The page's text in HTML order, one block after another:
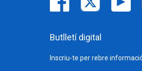
Butlletí digital
Inscriu-te per rebre